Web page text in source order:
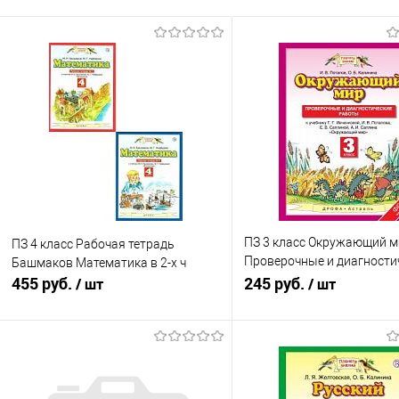
ПЗ 4 класс Рабочая тетрадь
Башмаков Математика в 2-х ч
455 руб. / шт
ПЗ 3 класс Окружающий
Проверочные и
работы Ивченкова
245 руб. / шт
В корзину